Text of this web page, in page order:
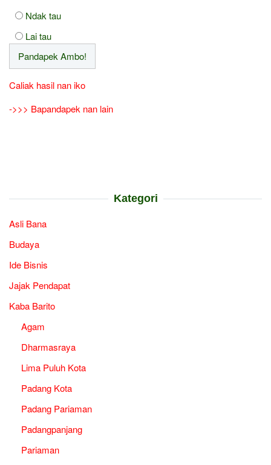
Ndak tau
Lai tau
Caliak hasil nan iko
->>> Bapandapek nan lain
Kategori
Asli Bana
Budaya
Ide Bisnis
Jajak Pendapat
Kaba Barito
Agam
Dharmasraya
Lima Puluh Kota
Padang Kota
Padang Pariaman
Padangpanjang
Pariaman